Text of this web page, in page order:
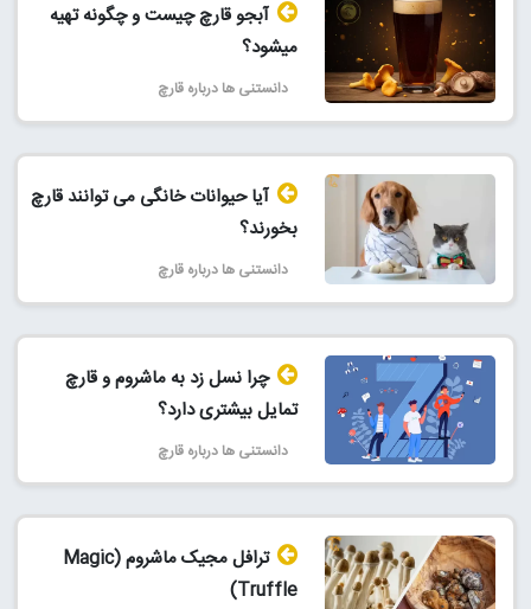
آبجو قارچ چیست و چگونه تهیه
میشود؟
دانستنی ها درباره قارچ
آیا حیوانات خانگی می توانند قارچ
بخورند؟
دانستنی ها درباره قارچ
چرا نسل زد به ماشروم و قارچ
تمایل بیشتری دارد؟
دانستنی ها درباره قارچ
ترافل مجیک ماشروم (Magic
Truffle)